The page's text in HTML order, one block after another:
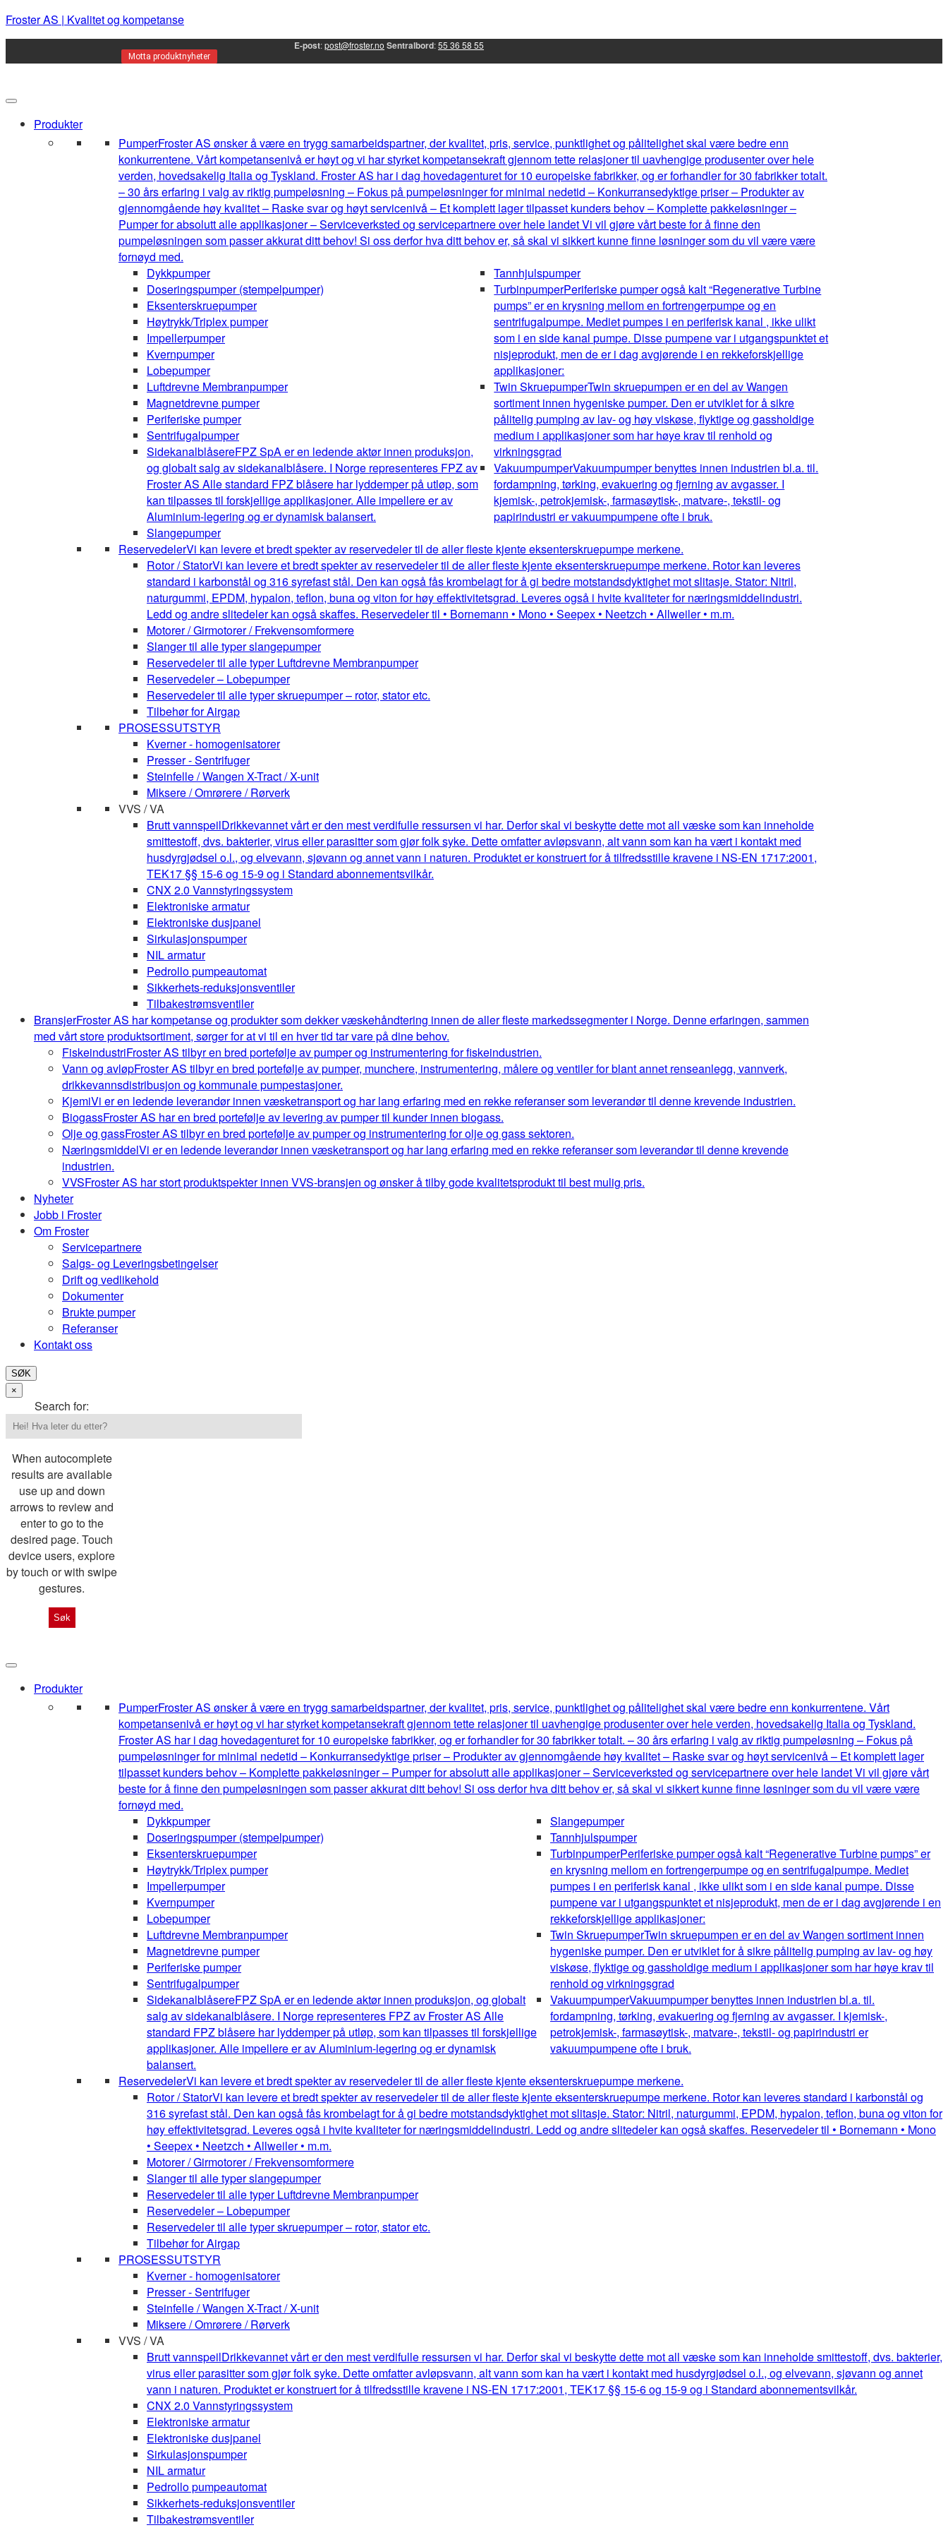
Froster AS | Kvalitet og kompetanse
E-post:post@froster.no Sentralbord:55 36 58 55
Motta produktnyheter
Produkter
PumperFroster AS ønsker å være en trygg samarbeidspartner, der kvalitet, pris, service, punktlighet og pålitelighet skal være bedre enn
konkurrentene. Vårt kompetansenivå er høyt og vi har styrket kompetansekraft gjennom tette relasjoner til uavhengige produsenter over hele
verden, hovedsakelig Italia og Tyskland. Froster AS har i dag hovedagenturet for 10 europeiske fabrikker, og er forhandler for 30 fabrikker totalt.
– 30 års erfaring i valg av riktig pumpeløsning – Fokus på pumpeløsninger for minimal nedetid – Konkurransedyktige priser – Produkter av
gjennomgående høy kvalitet – Raske svar og høyt servicenivå – Et komplett lager tilpasset kunders behov – Komplette pakkeløsninger –
Pumper for absolutt alle applikasjoner – Serviceverksted og servicepartnere over hele landet Vi vil gjøre vårt beste for å finne den
pumpeløsningen som passer akkurat ditt behov! Si oss derfor hva ditt behov er, så skal vi sikkert kunne finne løsninger som du vil være være
fornøyd med.
Dykkpumper
Doseringspumper (stempelpumper)
Eksenterskruepumper
Høytrykk/Triplex pumper
Impellerpumper
Kvernpumper
Lobepumper
Luftdrevne Membranpumper
Magnetdrevne pumper
Periferiske pumper
Sentrifugalpumper
SidekanalblåsereFPZ SpA er en ledende aktør innen produksjon,
og globalt salg av sidekanalblåsere. I Norge representeres FPZ av
Froster AS Alle standard FPZ blåsere har lyddemper på utløp, som
kan tilpasses til forskjellige applikasjoner. Alle impellere er av
Aluminium-legering og er dynamisk balansert.
Slangepumper
Tannhjulspumper
TurbinpumperPeriferiske pumper også kalt “Regenerative Turbine
pumps” er en krysning mellom en fortrengerpumpe og en
sentrifugalpumpe. Mediet pumpes i en periferisk kanal , ikke ulikt
som i en side kanal pumpe. Disse pumpene var i utgangspunktet et
nisjeprodukt, men de er i dag avgjørende i en rekkeforskjellige
applikasjoner:
Twin SkruepumperTwin skruepumpen er en del av Wangen
sortiment innen hygeniske pumper. Den er utviklet for å sikre
pålitelig pumping av lav- og høy viskøse, flyktige og gassholdige
medium i applikasjoner som har høye krav til renhold og
virkningsgrad
VakuumpumperVakuumpumper benyttes innen industrien bl.a. til.
fordampning, tørking, evakuering og fjerning av avgasser. I
kjemisk-, petrokjemisk-, farmasøytisk-, matvare-, tekstil- og
papirindustri er vakuumpumpene ofte i bruk.
ReservedelerVi kan levere et bredt spekter av reservedeler til de aller fleste kjente eksenterskruepumpe merkene.
Rotor / StatorVi kan levere et bredt spekter av reservedeler til de aller fleste kjente eksenterskruepumpe merkene. Rotor kan leveres
standard i karbonstål og 316 syrefast stål. Den kan også fås krombelagt for å gi bedre motstandsdyktighet mot slitasje. Stator: Nitril,
naturgummi, EPDM, hypalon, teflon, buna og viton for høy effektivitetsgrad. Leveres også i hvite kvaliteter for næringsmiddelindustri.
Ledd og andre slitedeler kan også skaffes. Reservedeler til • Bornemann • Mono • Seepex • Neetzch • Allweiler • m.m.
Motorer / Girmotorer / Frekvensomformere
Slanger til alle typer slangepumper
Reservedeler til alle typer Luftdrevne Membranpumper
Reservedeler – Lobepumper
Reservedeler til alle typer skruepumper – rotor, stator etc.
Tilbehør for Airgap
PROSESSUTSTYR
Kverner - homogenisatorer
Presser - Sentrifuger
Steinfelle / Wangen X-Tract / X-unit
Miksere / Omrørere / Rørverk
VVS / VA
Brutt vannspeilDrikkevannet vårt er den mest verdifulle ressursen vi har. Derfor skal vi beskytte dette mot all væske som kan inneholde
smittestoff, dvs. bakterier, virus eller parasitter som gjør folk syke. Dette omfatter avløpsvann, alt vann som kan ha vært i kontakt med
husdyrgjødsel o.l., og elvevann, sjøvann og annet vann i naturen. Produktet er konstruert for å tilfredsstille kravene i NS-EN 1717:2001,
TEK17 §§ 15-6 og 15-9 og i Standard abonnementsvilkår.
CNX 2.0 Vannstyringssystem
Elektroniske armatur
Elektroniske dusjpanel
Sirkulasjonspumper
NIL armatur
Pedrollo pumpeautomat
Sikkerhets-reduksjonsventiler
Tilbakestrømsventiler
BransjerFroster AS har kompetanse og produkter som dekker væskehåndtering innen de aller fleste markedssegmenter i Norge. Denne erfaringen, sammen
med vårt store produktsortiment, sørger for at vi til en hver tid tar vare på dine behov.
FiskeindustriFroster AS tilbyr en bred portefølje av pumper og instrumentering for fiskeindustrien.
Vann og avløpFroster AS tilbyr en bred portefølje av pumper, munchere, instrumentering, målere og ventiler for blant annet renseanlegg, vannverk,
drikkevannsdistribusjon og kommunale pumpestasjoner.
KjemiVi er en ledende leverandør innen væsketransport og har lang erfaring med en rekke referanser som leverandør til denne krevende industrien.
BiogassFroster AS har en bred portefølje av levering av pumper til kunder innen biogass.
Olje og gassFroster AS tilbyr en bred portefølje av pumper og instrumentering for olje og gass sektoren.
NæringsmiddelVi er en ledende leverandør innen væsketransport og har lang erfaring med en rekke referanser som leverandør til denne krevende
industrien.
VVSFroster AS har stort produktspekter innen VVS-bransjen og ønsker å tilby gode kvalitetsprodukt til best mulig pris.
Nyheter
Jobb i Froster
Om Froster
Servicepartnere
Salgs- og Leveringsbetingelser
Drift og vedlikehold
Dokumenter
Brukte pumper
Referanser
Kontakt oss
SØK
×
Search for:
When autocomplete
results are available
use up and down
arrows to review and
enter to go to the
desired page. Touch
device users, explore
by touch or with swipe
gestures.
Produkter
PumperFroster AS ønsker å være en trygg samarbeidspartner, der kvalitet, pris, service, punktlighet og pålitelighet skal være bedre enn konkurrentene. Vårt
kompetansenivå er høyt og vi har styrket kompetansekraft gjennom tette relasjoner til uavhengige produsenter over hele verden, hovedsakelig Italia og Tyskland.
Froster AS har i dag hovedagenturet for 10 europeiske fabrikker, og er forhandler for 30 fabrikker totalt. – 30 års erfaring i valg av riktig pumpeløsning – Fokus på
pumpeløsninger for minimal nedetid – Konkurransedyktige priser – Produkter av gjennomgående høy kvalitet – Raske svar og høyt servicenivå – Et komplett lager
tilpasset kunders behov – Komplette pakkeløsninger – Pumper for absolutt alle applikasjoner – Serviceverksted og servicepartnere over hele landet Vi vil gjøre vårt
beste for å finne den pumpeløsningen som passer akkurat ditt behov! Si oss derfor hva ditt behov er, så skal vi sikkert kunne finne løsninger som du vil være være
fornøyd med.
Dykkpumper
Doseringspumper (stempelpumper)
Eksenterskruepumper
Høytrykk/Triplex pumper
Impellerpumper
Kvernpumper
Lobepumper
Luftdrevne Membranpumper
Magnetdrevne pumper
Periferiske pumper
Sentrifugalpumper
SidekanalblåsereFPZ SpA er en ledende aktør innen produksjon, og globalt
salg av sidekanalblåsere. I Norge representeres FPZ av Froster AS Alle
standard FPZ blåsere har lyddemper på utløp, som kan tilpasses til forskjellige
applikasjoner. Alle impellere er av Aluminium-legering og er dynamisk
balansert.
Slangepumper
Tannhjulspumper
TurbinpumperPeriferiske pumper også kalt “Regenerative Turbine pumps” er
en krysning mellom en fortrengerpumpe og en sentrifugalpumpe. Mediet
pumpes i en periferisk kanal , ikke ulikt som i en side kanal pumpe. Disse
pumpene var i utgangspunktet et nisjeprodukt, men de er i dag avgjørende i en
rekkeforskjellige applikasjoner:
Twin SkruepumperTwin skruepumpen er en del av Wangen sortiment innen
hygeniske pumper. Den er utviklet for å sikre pålitelig pumping av lav- og høy
viskøse, flyktige og gassholdige medium i applikasjoner som har høye krav til
renhold og virkningsgrad
VakuumpumperVakuumpumper benyttes innen industrien bl.a. til.
fordampning, tørking, evakuering og fjerning av avgasser. I kjemisk-,
petrokjemisk-, farmasøytisk-, matvare-, tekstil- og papirindustri er
vakuumpumpene ofte i bruk.
ReservedelerVi kan levere et bredt spekter av reservedeler til de aller fleste kjente eksenterskruepumpe merkene.
Rotor / StatorVi kan levere et bredt spekter av reservedeler til de aller fleste kjente eksenterskruepumpe merkene. Rotor kan leveres standard i karbonstål og
316 syrefast stål. Den kan også fås krombelagt for å gi bedre motstandsdyktighet mot slitasje. Stator: Nitril, naturgummi, EPDM, hypalon, teflon, buna og viton for
høy effektivitetsgrad. Leveres også i hvite kvaliteter for næringsmiddelindustri. Ledd og andre slitedeler kan også skaffes. Reservedeler til • Bornemann • Mono
• Seepex • Neetzch • Allweiler • m.m.
Motorer / Girmotorer / Frekvensomformere
Slanger til alle typer slangepumper
Reservedeler til alle typer Luftdrevne Membranpumper
Reservedeler – Lobepumper
Reservedeler til alle typer skruepumper – rotor, stator etc.
Tilbehør for Airgap
PROSESSUTSTYR
Kverner - homogenisatorer
Presser - Sentrifuger
Steinfelle / Wangen X-Tract / X-unit
Miksere / Omrørere / Rørverk
VVS / VA
Brutt vannspeilDrikkevannet vårt er den mest verdifulle ressursen vi har. Derfor skal vi beskytte dette mot all væske som kan inneholde smittestoff, dvs. bakterier,
virus eller parasitter som gjør folk syke. Dette omfatter avløpsvann, alt vann som kan ha vært i kontakt med husdyrgjødsel o.l., og elvevann, sjøvann og annet
vann i naturen. Produktet er konstruert for å tilfredsstille kravene i NS-EN 1717:2001, TEK17 §§ 15-6 og 15-9 og i Standard abonnementsvilkår.
CNX 2.0 Vannstyringssystem
Elektroniske armatur
Elektroniske dusjpanel
Sirkulasjonspumper
NIL armatur
Pedrollo pumpeautomat
Sikkerhets-reduksjonsventiler
Tilbakestrømsventiler